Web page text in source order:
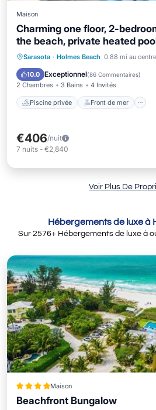
Maison
Charming one floor, 2-
the beach, private heated
Sarasota · Holmes Beach 0.88 mi au centre
10.0 Exceptionnel(86 Commentaires)
2 Chambres 3 Bains 4 Invités
Piscine privée Front de mer
Piscine privée Front de
Piscine
€406/nuit
7 nuits - €2,840
Voir Plus De
Hébergements de luxe à
Sur 2576+ Hébergements de luxe à
Maison
Beachfront Bungalow
Front de mer